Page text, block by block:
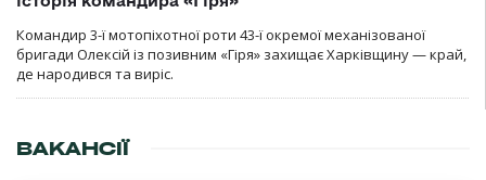
Командир 3-ї мотопіхотної роти 43-ї окремої механізованої
бригади Олексій із позивним «Гіря» захищає Харківщину — край,
де народився та виріс.
ВАКАНСІЇ